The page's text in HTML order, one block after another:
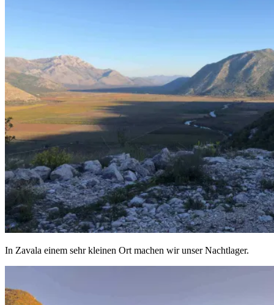
In Zavala einem sehr kleinen Ort machen wir unser Nachtlager.